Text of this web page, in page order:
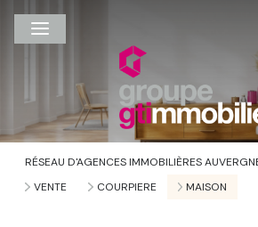
RÉSEAU D'AGENCES IMMOBILIÈRES
VENTE
COURPIERE MAISON